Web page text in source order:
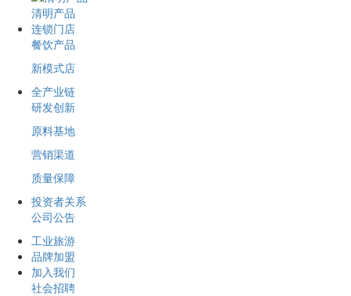
清明产品
连锁门店
餐饮产品
新模式店
全产业链
研发创新
原料基地
营销渠道
质量保障
投资者关系
公司公告
工业旅游
品牌加盟
加入我们
社会招聘